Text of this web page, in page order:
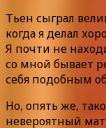
Тьен сыграл
когда я делал
Я почти не
со мной бывает
себя подобным
Но, опять же,
невероятный